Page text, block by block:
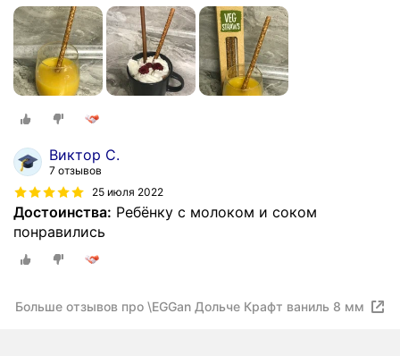
Виктор С.
7 отзывов
25 июля 2022
Достоинства: Ребёнку с молоком и соком
понравились
Больше отзывов про \EGGan Дольче Крафт ваниль 8 мм